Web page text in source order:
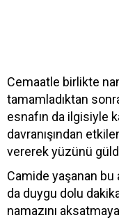
Cemaatle birlikte
tamamladıktan
esnafın da ilgisiyle
davranışından
vererek yüzünü
Camide yaşanan bu
da duygu dolu
namazını